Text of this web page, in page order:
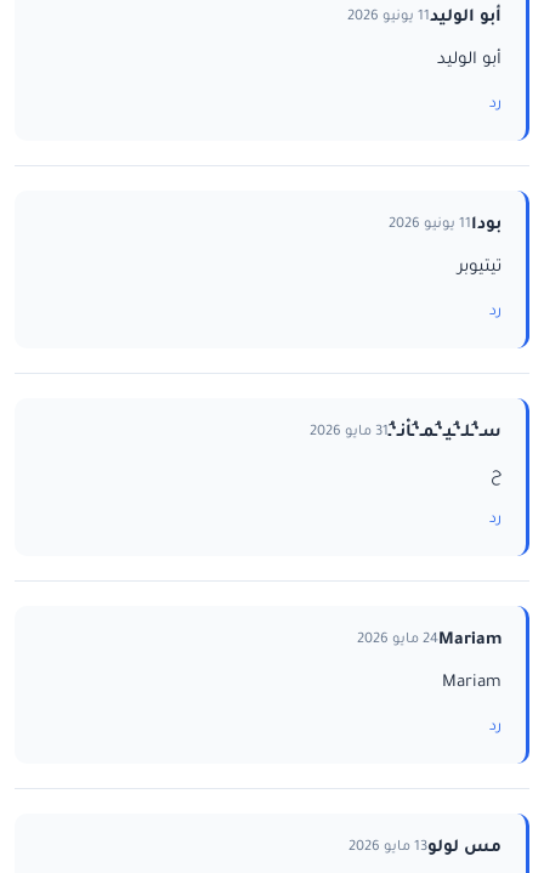
أبو الوليد11 يونيو 2026
أبو الوليد
رد
بودا11 يونيو 2026
تيتيوبر
رد
سـ‘ـُلـ‘ـُيـ‘ـُمـ‘ـُاْنـ‘ـُ31 مايو 2026
ح
رد
Mariam24 مايو 2026
Mariam
رد
مس لولو13 مايو 2026